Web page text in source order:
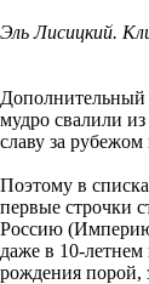
Эль Лисицкий.
Дополнительный
мудро свалили
славу за
Поэтому в
первые строчки
Россию
даже в 10-летнем
рождения порой,